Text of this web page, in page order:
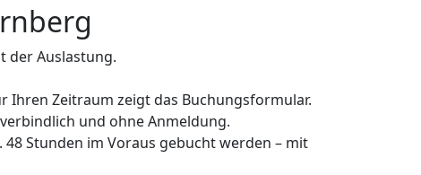
der Auslastung.
Ihren Zeitraum zeigt das Buchungsformular.
und ohne Anmeldung.
48 Stunden im Voraus gebucht werden – mit